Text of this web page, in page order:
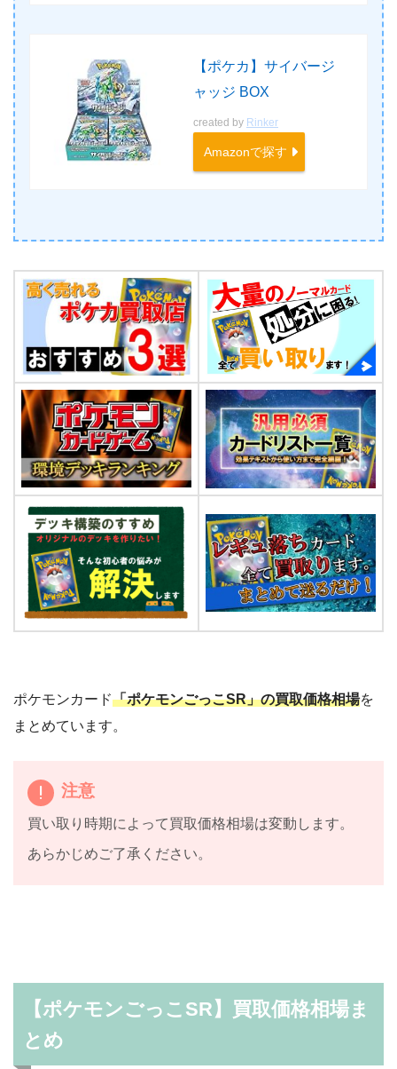
【ポケカ】サイバージ
ャッジ BOX
created by Rinker
Amazonで探す
ポケモンカード「ポケモンごっこSR」の買取価格相場を
まとめています。
注意
買い取り時期によって買取価格相場は変動します。
あらかじめご了承ください。
【ポケモンごっこSR】買取価格相場ま
とめ